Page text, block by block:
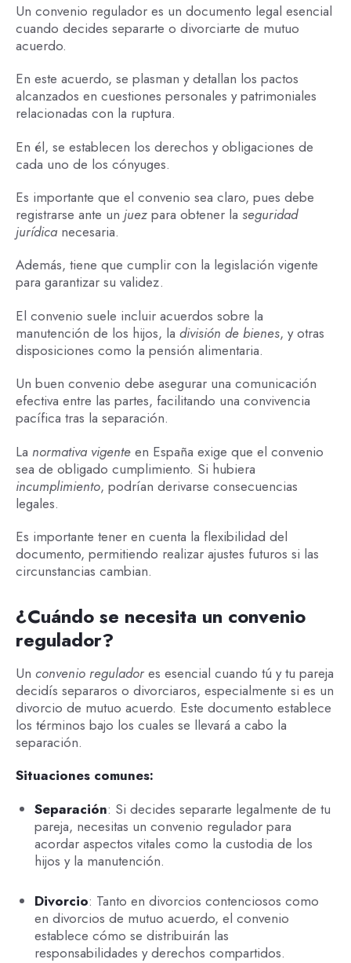
Un convenio regulador es un documento legal esencial
cuando decides separarte o divorciarte de mutuo
acuerdo.
En este acuerdo, se plasman y detallan los pactos
alcanzados en cuestiones personales y patrimoniales
relacionadas con la ruptura.
En él, se establecen los derechos y obligaciones de
cada uno de los cónyuges.
Es importante que el convenio sea claro, pues debe
registrarse ante un juezpara obtener la seguridad
jurídicanecesaria.
Además, tiene que cumplir con la legislación vigente
para garantizar su validez.
El convenio suele incluir acuerdos sobre la
manutención de los hijos, la división de bienes, y otras
disposiciones como la pensión alimentaria.
Un buen convenio debe asegurar una comunicación
efectiva entre las partes, facilitando una convivencia
pacífica tras la separación.
La normativa vigenteen España exige que el convenio
sea de obligado cumplimiento. Si hubiera
incumplimiento, podrían derivarse consecuencias
legales.
Es importante tener en cuenta la flexibilidad del
documento, permitiendo realizar ajustes futuros si las
circunstancias cambian.
¿Cuándo se necesita un convenio
regulador?
Un convenio reguladores esencial cuando tú y tu pareja
decidís separaros o divorciaros, especialmente si es un
divorcio de mutuo acuerdo. Este documento establece
los términos bajo los cuales se llevará a cabo la
separación.
Situaciones comunes:
Separación: Si decides separarte legalmente de tu
pareja, necesitas un convenio regulador para
acordar aspectos vitales como la custodia de los
hijos y la manutención.
Divorcio: Tanto en divorcios contenciosos como
en divorcios de mutuo acuerdo, el convenio
establece cómo se distribuirán las
responsabilidades y derechos compartidos.